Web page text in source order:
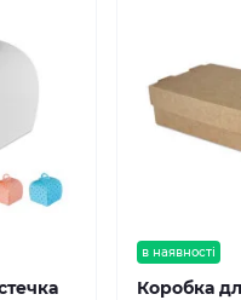
в наявності
Коробка